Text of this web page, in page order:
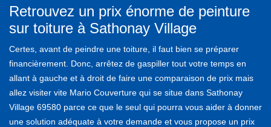
Retrouvez un prix énorme de peinture
sur toiture à Sathonay Village
Certes, avant de peindre une toiture, il faut bien se préparer
financièrement. Donc, arrêtez de gaspiller tout votre temps en
allant à gauche et à droit de faire une comparaison de prix mais
allez visiter vite Mario Couverture qui se situe dans Sathonay
Village 69580 parce ce que le seul qui pourra vous aider à donner
une solution adéquate à votre demande et vous propose un prix